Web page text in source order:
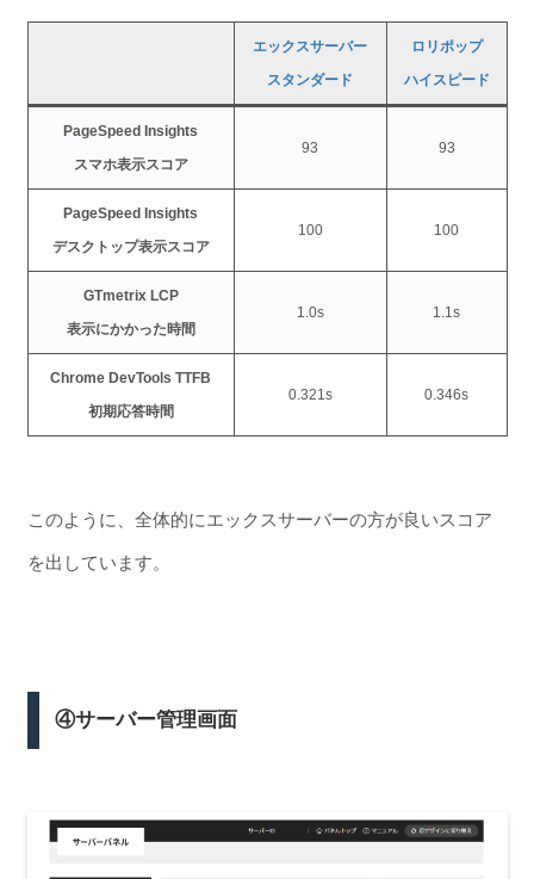
エックスサーバー
スタンダード
ロリポップ
ハイスピード
PageSpeed Insights
スマホ表示スコア
93 93
PageSpeed Insights
デスクトップ表示スコア
100 100
GTmetrix LCP
表示にかかった時間
1.0s 1.1s
Chrome DevTools TTFB
初期応答時間
0.321s 0.346s
このように、全体的にエックスサーバーの方が良いスコア
を出しています。
④サーバー管理画面